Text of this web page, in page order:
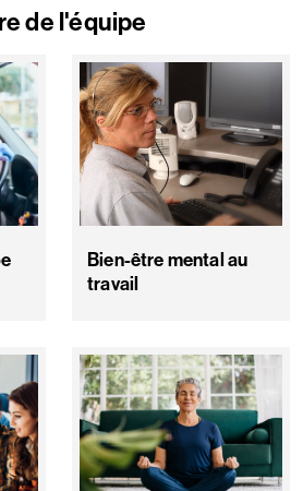
de l'équipe
Bien-être mental au
travail